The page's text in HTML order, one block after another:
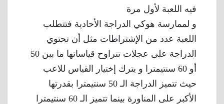
فيه اللعبة لأول مرة
و لممارسة هوكي الدراجة الأحادية فتتطلب
اللعبة عدد من الإشتراطات مثل أن تحتوي
الدراجة على عجلات تتراوح قياساتها ما بين 50
أو 60 سنتيمترا و يترك إختيار القياس للاعب
حيث تتميز الدراجة الـ 50 سنتيمترا بقدرتها
الأكبر على المناورة بينما تتميز الـ 60 سنتيمترا